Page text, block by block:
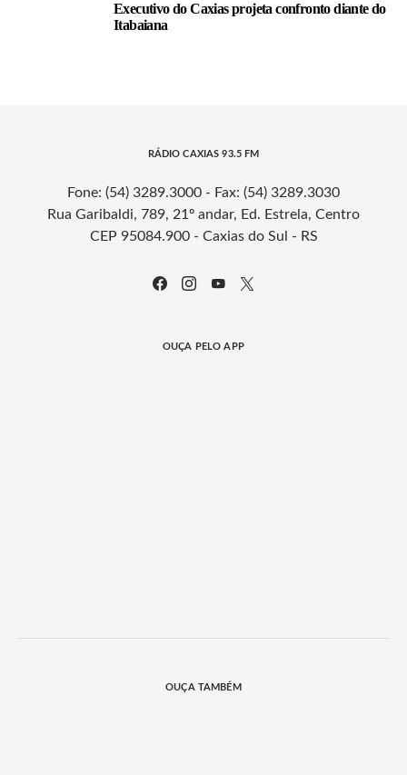
Executivo do Caxias projeta confronto diante do
Itabaiana
RÁDIO CAXIAS 93.5 FM
Fone: (54) 3289.3000 - Fax: (54) 3289.3030
Rua Garibaldi, 789, 21º andar, Ed. Estrela, Centro
CEP 95084.900 - Caxias do Sul - RS
OUÇA PELO APP
OUÇA TAMBÉM